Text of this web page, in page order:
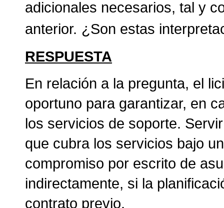
adicionales necesarios, tal y
anterior. ¿Son estas
RESPUESTA
En relación a la pregunta, el
oportuno para garantizar, en
los servicios de soporte.
que cubra los servicios bajo
compromiso por escrito de
indirectamente, si la
contrato previo.